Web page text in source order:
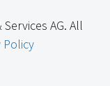
AG. All
Policy